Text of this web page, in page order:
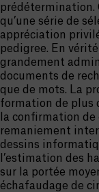
prédétermination.
qu’une série de
appréciation
pedigree. En
grandement
documents de
que de mots. La
formation de plus
la confirmation
remaniement
dessins
l’estimation des
sur la portée
échafaudage de